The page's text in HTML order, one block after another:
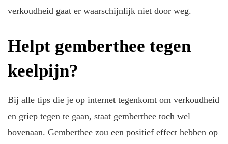
verkoudheid gaat er waarschijnlijk niet door weg.
Helpt gemberthee tegen
keelpijn?
Bij alle tips die je op internet tegenkomt om verkoudheid
en griep tegen te gaan, staat gemberthee toch wel
bovenaan. Gemberthee zou een positief effect hebben op